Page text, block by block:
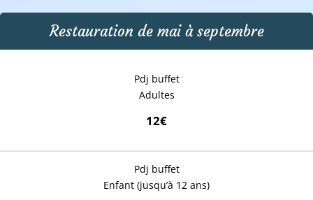
Restauration de mai à septembre
Pdj buffet
Adultes
12€
Pdj buffet
Enfant (jusqu’à 12 ans)